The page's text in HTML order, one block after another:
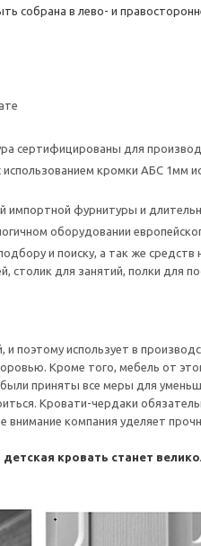
собрана в лево- и
сертифицированы для
использованием кромки АБС
импортной фурнитуры и
оборудовании
и поиску, а так же
для занятий, полки для
поэтому использует в
Кроме того, мебель от
приняты все меры для
Кровати-чердаки
внимание компания уделяет
кровать станет